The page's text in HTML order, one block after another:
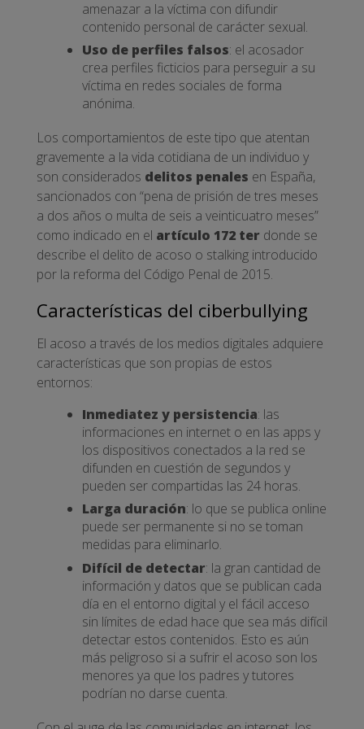
amenazar a la víctima con difundir
contenido personal de carácter sexual.
Uso de perfiles falsos: el acosador
crea perfiles ficticios para perseguir a su
víctima en redes sociales de forma
anónima.
Los comportamientos de este tipo que atentan
gravemente a la vida cotidiana de un individuo y
son considerados delitos penales en España,
sancionados con “pena de prisión de tres meses
a dos años o multa de seis a veinticuatro meses”
como indicado en el artículo 172 ter donde se
describe el delito de acoso o stalking introducido
por la reforma del Código Penal de 2015.
Características del ciberbullying
El acoso a través de los medios digitales adquiere
características que son propias de estos
entornos:
Inmediatez y persistencia: las
informaciones en internet o en las apps y
los dispositivos conectados a la red se
difunden en cuestión de segundos y
pueden ser compartidas las 24 horas.
Larga duración: lo que se publica online
puede ser permanente si no se toman
medidas para eliminarlo.
Difícil de detectar: la gran cantidad de
información y datos que se publican cada
día en el entorno digital y el fácil acceso
sin límites de edad hace que sea más difícil
detectar estos contenidos. Esto es aún
más peligroso si a sufrir el acoso son los
menores ya que los padres y tutores
podrían no darse cuenta.